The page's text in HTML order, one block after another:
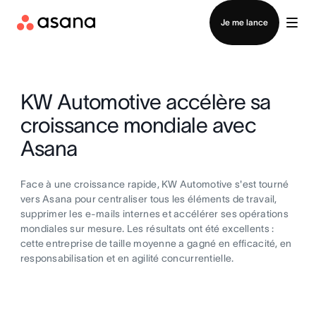
Je me lance
Contacter le service commercial
KW Automotive accélère sa
croissance mondiale avec
Asana
Face à une croissance rapide, KW Automotive s'est tourné
vers Asana pour centraliser tous les éléments de travail,
supprimer les e-mails internes et accélérer ses opérations
mondiales sur mesure. Les résultats ont été excellents :
cette entreprise de taille moyenne a gagné en efficacité, en
responsabilisation et en agilité concurrentielle.